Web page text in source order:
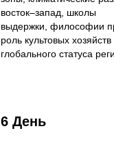
восток–запад, школы
выдержки, философии
роль культовых
глобального статуса
6 День